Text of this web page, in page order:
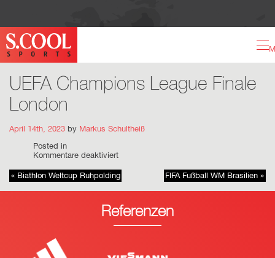
UEFA Champions League Finale
London
April 14th, 2023 by Markus Schultheiß
Posted in
Kommentare deaktiviertfür
Champions
League
Finale
FIFA Fußball WM Brasilien »
« Biathlon Weltcup Ruhpolding
Referenzen